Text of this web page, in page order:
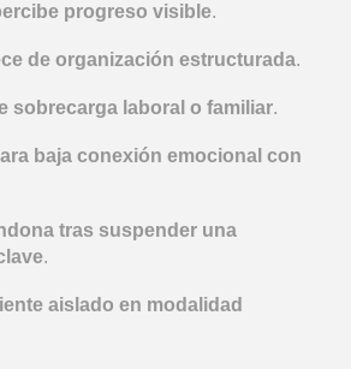
progreso visible.
de organización estructurada.
sobrecarga laboral o familiar.
baja conexión emocional con
tras suspender una
.
aislado en modalidad